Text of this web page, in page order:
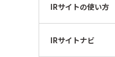
IRサイトの使い方
IRサイトナビ